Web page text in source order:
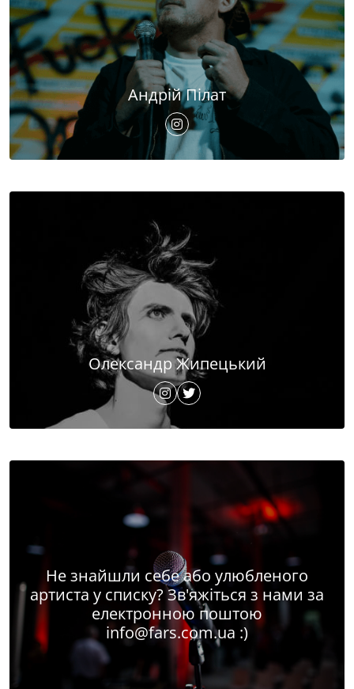
Андрій Пілат
Олександр Жипецький
Не знайшли себе або улюбленого
артиста у списку? Зв'яжіться з нами за
електронною поштою
info@fars.com.ua :)